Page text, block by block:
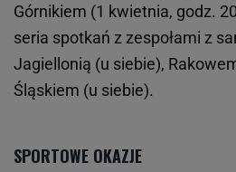
Górnikiem (1 kwietnia, godz.
seria spotkań z zespołami z
Jagiellonią (u siebie),
Śląskiem (u siebie).